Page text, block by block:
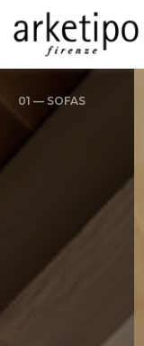
01 — SOFAS